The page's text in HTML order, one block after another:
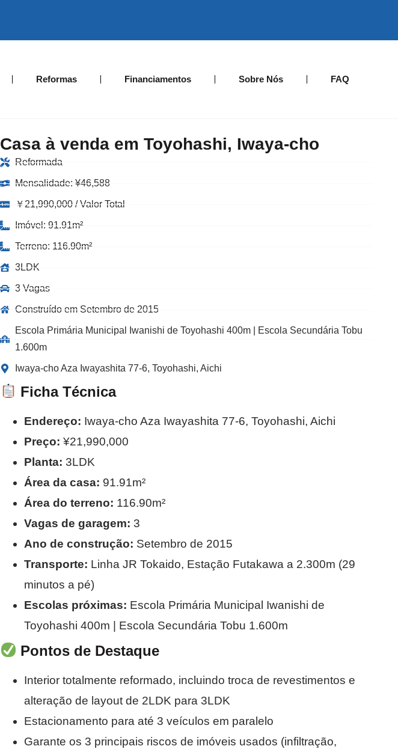
Reformas Financiamentos Sobre Nós FAQ
Casa à venda em Toyohashi, Iwaya-cho
Reformada
Mensalidade: ¥46,588
￥21,990,000 / Valor Total
Imóvel: 91.91m²
Terreno: 116.90m²
3LDK
3 Vagas
Construído em Setembro de 2015
Escola Primária Municipal Iwanishi de Toyohashi 400m | Escola Secundária Tobu
1.600m
Iwaya-cho Aza Iwayashita 77-6, Toyohashi, Aichi
Ficha Técnica
Endereço: Iwaya-cho Aza Iwayashita 77-6, Toyohashi, Aichi
Preço: ¥21,990,000
Planta: 3LDK
Área da casa: 91.91m²
Área do terreno: 116.90m²
Vagas de garagem: 3
Ano de construção: Setembro de 2015
Transporte: Linha JR Tokaido, Estação Futakawa a 2.300m (29
minutos a pé)
Escolas próximas: Escola Primária Municipal Iwanishi de
Toyohashi 400m | Escola Secundária Tobu 1.600m
Pontos de Destaque
Interior totalmente reformado, incluindo troca de revestimentos e
alteração de layout de 2LDK para 3LDK
Estacionamento para até 3 veículos em paralelo
Garante os 3 principais riscos de imóveis usados (infiltração,